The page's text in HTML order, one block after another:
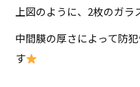
上図のように、2枚のガラ
中間膜の厚さによって防
す